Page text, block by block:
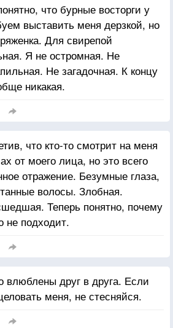
что бурные восторги у
выставить меня дерзкой, но
Для свирепой
Я не остромная. Не
Не загадочная. К концу
никакая.
что кто-то смотрит на меня
от моего лица, но это всего
отражение. Безумные глаза,
волосы. Злобная.
Теперь понятно, почему
не подходит.
друг в друга. Если
меня, не стесняйся.